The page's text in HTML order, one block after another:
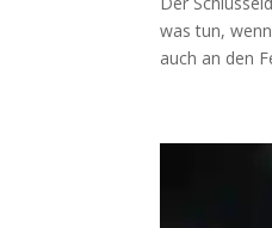
was tun,
auch an den